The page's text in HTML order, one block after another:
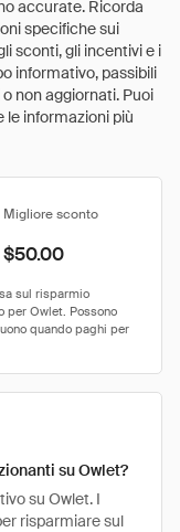
accurate. Ricorda
specifiche sui
sconti, gli incentivi e i
informativo, passibili
non aggiornati. Puoi
le informazioni più
Migliore sconto
$50.00
su Owlet?
su Owlet. I
risparmiare sul